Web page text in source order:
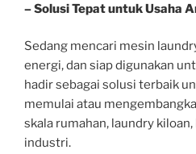
– Solusi Tepat untuk Usaha
Sedang mencari mesin
energi, dan siap digunakan
hadir sebagai solusi terbaik
memulai atau
skala rumahan, laundry
industri.